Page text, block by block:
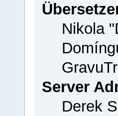
Nikola
Server
Derek